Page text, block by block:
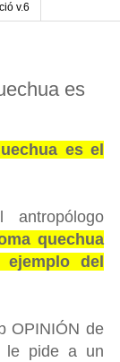
v.6
es
es el
quechua
ejemplo del
OPINIÓN de
le pide a un